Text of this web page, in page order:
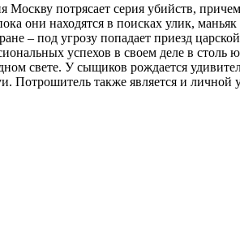
Москву потрясает серия убийств,
они находятся в поисках улик,
– под угрозу попадает приезд
успехов в своем деле в столь
свете. У сыщиков рождается
Потрошитель также является и